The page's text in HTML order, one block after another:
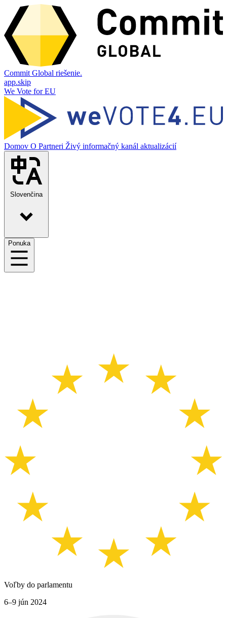
Commit Global riešenie.
app.skip
We Vote for EU
Domov O Partneri Živý informačný kanál aktualizácií
Slovenčina
Ponuka
Voľby do parlamentu
6–9 jún 2024